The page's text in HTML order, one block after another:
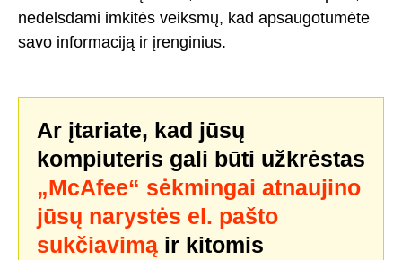
nedelsdami imkitės veiksmų, kad apsaugotumėte
savo informaciją ir įrenginius.
Ar įtariate, kad jūsų
kompiuteris gali būti užkrėstas
„McAfee“ sėkmingai atnaujino
jūsų narystės el. pašto
sukčiavimą ir kitomis